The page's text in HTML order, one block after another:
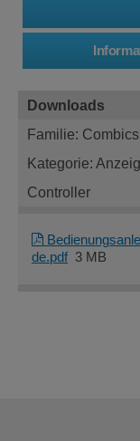
Downloads
Familie:
Kategorie:
Controller
de.pdf 3 MB